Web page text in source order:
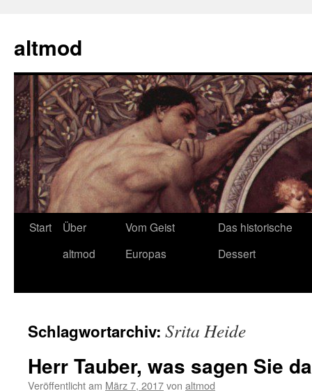
springen
altmod
Start
Über
altmod
Vom Geist
Europas
Das historische
Dessert
Schlagwortarchiv: Srita Heide
Herr Tauber, was sagen Sie
Veröffentlicht am März 7, 2017von altmod